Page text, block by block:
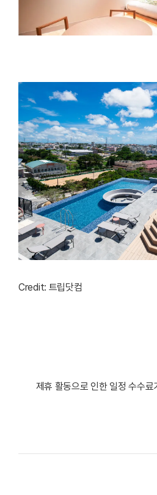
Credit: 트립닷컴
제휴 활동으로 인한 일정 수수